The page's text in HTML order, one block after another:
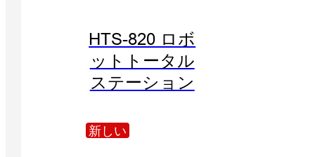
HTS-820 ロボ
ットトータル
ステーション
新しい